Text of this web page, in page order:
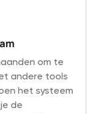
om te
andere tools
het systeem
de